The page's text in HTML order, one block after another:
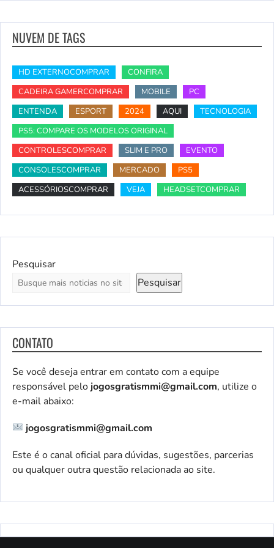
NUVEM DE TAGS
HD EXTERNOCOMPRAR
CONFIRA
CADEIRA GAMERCOMPRAR
MOBILE
PC
ENTENDA
ESPORT 2024 AQUI
TECNOLOGIA
PS5: COMPARE OS MODELOS ORIGINAL
CONTROLESCOMPRAR
SLIM E PRO
EVENTO
CONSOLESCOMPRAR
MERCADO
PS5
ACESSÓRIOSCOMPRAR
VEJA HEADSETCOMPRAR
Pesquisar
Pesquisar
CONTATO
Se você deseja entrar em contato com a equipe
responsável pelo jogosgratismmi@gmail.com, utilize o
e-mail abaixo:
jogosgratismmi@gmail.com
Este é o canal oficial para dúvidas, sugestões, parcerias
ou qualquer outra questão relacionada ao site.